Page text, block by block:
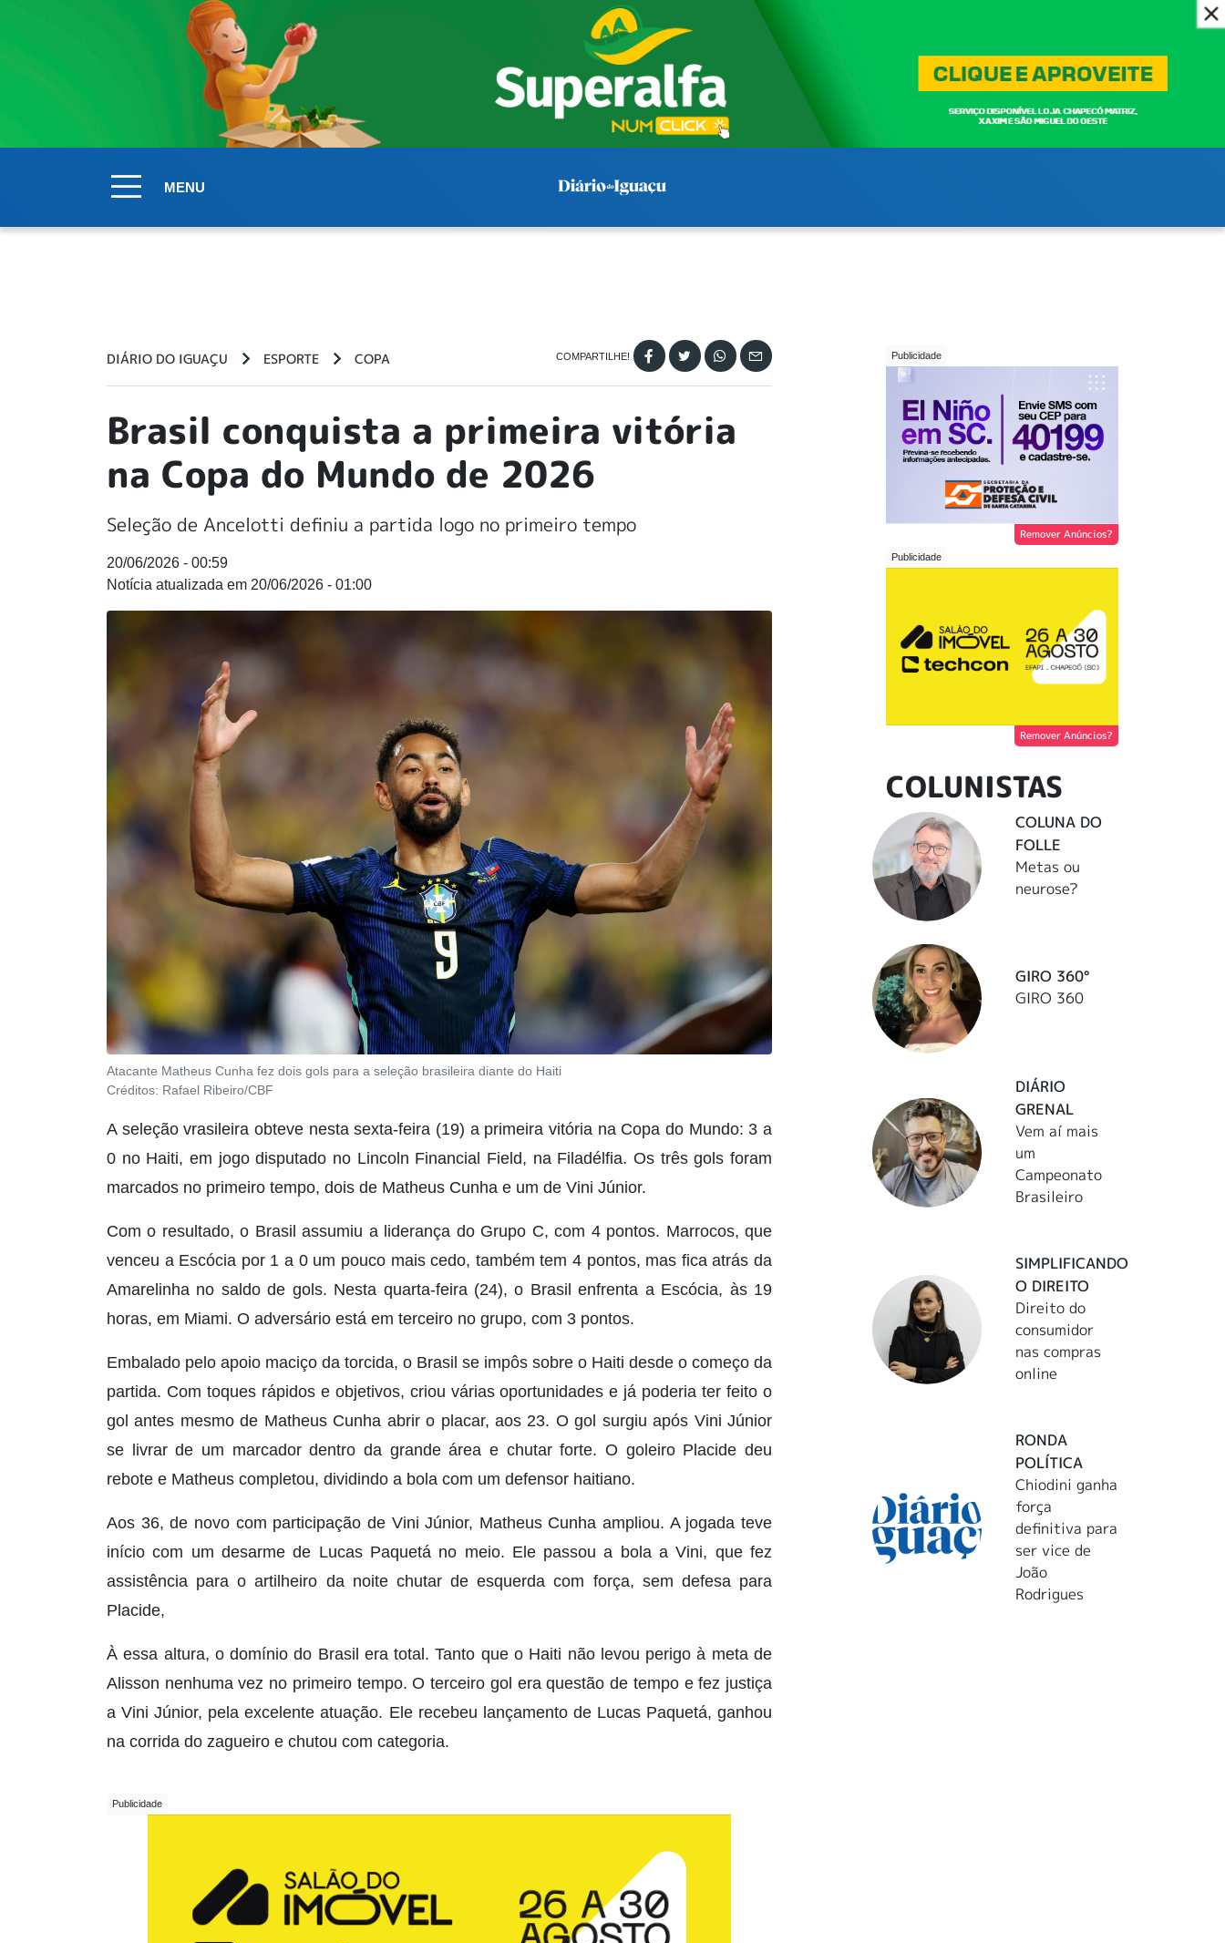
MENU
DIÁRIO DO IGUAÇU ESPORTE COPA
Brasil conquista a primeira vitória
na Copa do Mundo de 2026
Seleção de Ancelotti definiu a partida logo no primeiro tempo
20/06/2026 - 00:59
20/06/2026 - 01:00
Atacante Matheus Cunha fez dois gols para a seleção brasileira diante do Haiti
Créditos: Rafael Ribeiro/CBF
A seleção vrasileira obteve nesta sexta-feira (19) a primeira vitória na Copa do Mundo: 3 a
0 no Haiti, em jogo disputado no Lincoln Financial Field, na Filadélfia. Os três gols foram
marcados no primeiro tempo, dois de Matheus Cunha e um de Vini Júnior.
Com o resultado, o Brasil assumiu a liderança do Grupo C, com 4 pontos. Marrocos, que
venceu a Escócia por 1 a 0 um pouco mais cedo, também tem 4 pontos, mas fica atrás da
Amarelinha no saldo de gols. Nesta quarta-feira (24), o Brasil enfrenta a Escócia, às 19
horas, em Miami. O adversário está em terceiro no grupo, com 3 pontos.
Embalado pelo apoio maciço da torcida, o Brasil se impôs sobre o Haiti desde o começo da
partida. Com toques rápidos e objetivos, criou várias oportunidades e já poderia ter feito o
gol antes mesmo de Matheus Cunha abrir o placar, aos 23. O gol surgiu após Vini Júnior
se livrar de um marcador dentro da grande área e chutar forte. O goleiro Placide deu
rebote e Matheus completou, dividindo a bola com um defensor haitiano.
Aos 36, de novo com participação de Vini Júnior, Matheus Cunha ampliou. A jogada teve
início com um desarme de Lucas Paquetá no meio. Ele passou a bola a Vini, que fez
assistência para o artilheiro da noite chutar de esquerda com força, sem defesa para
Placide,
À essa altura, o domínio do Brasil era total. Tanto que o Haiti não levou perigo à meta de
Alisson nenhuma vez no primeiro tempo. O terceiro gol era questão de tempo e fez justiça
a Vini Júnior, pela excelente atuação. Ele recebeu lançamento de Lucas Paquetá, ganhou
na corrida do zagueiro e chutou com categoria.
Remover Anúncios?
Remover Anúncios?
COLUNISTAS
COLUNA DO
FOLLE
Metas ou
neurose?
GIRO 360°
GIRO 360
DIÁRIO
GRENAL
Vem aí mais
um
Campeonato
Brasileiro
SIMPLIFICANDO
O DIREITO
Direito do
consumidor
nas compras
online
RONDA
POLÍTICA
Chiodini ganha
força
definitiva para
ser vice de
João
Rodrigues